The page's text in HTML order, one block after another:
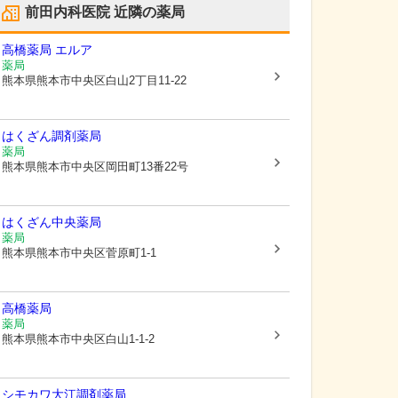
前田内科医院近隣の薬局
高橋薬局 エルア
薬局
熊本県熊本市中央区白山2丁目11-22
はくざん調剤薬局
薬局
熊本県熊本市中央区岡田町13番22号
はくざん中央薬局
薬局
熊本県熊本市中央区菅原町1-1
高橋薬局
薬局
熊本県熊本市中央区白山1-1-2
シモカワ大江調剤薬局